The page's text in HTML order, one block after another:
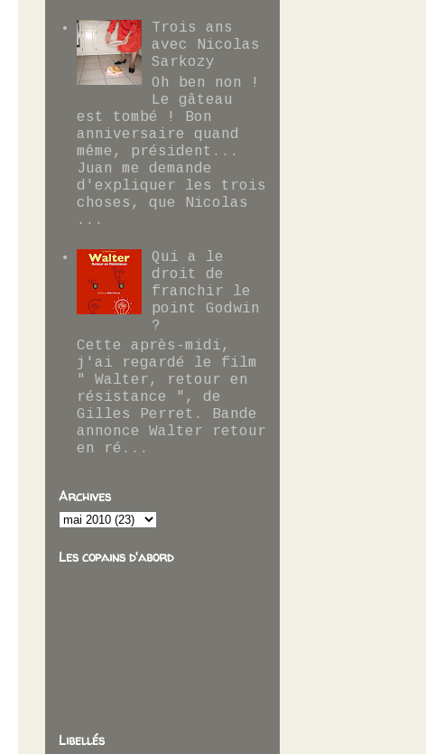
Trois ans
avec Nicolas
Sarkozy
Oh ben non !
Le gâteau
est tombé ! Bon
anniversaire quand
même, président...
Juan me demande
d'expliquer les trois
choses, que Nicolas
...
Qui a le
droit de
franchir le
point Godwin
?
Cette après-midi,
j'ai regardé le film
" Walter, retour en
résistance ", de
Gilles Perret. Bande
annonce Walter retour
en ré...
Archives
Les copains d'abord
Libellés